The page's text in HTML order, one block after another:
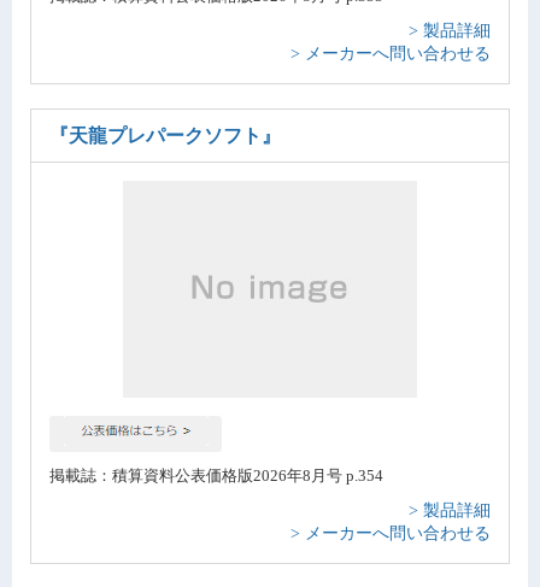
> 製品詳細
> メーカーへ問い合わせる
『天龍プレパークソフト』
掲載誌：積算資料公表価格版2026年8月号 p.354
> 製品詳細
> メーカーへ問い合わせる